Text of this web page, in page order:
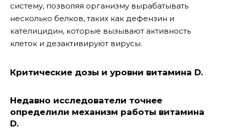
систему, позволяя организму вырабатывать
несколько белков, таких как дефензин и
кателицидин, которые вызывают активность
клеток и дезактивируют вирусы.
Критические дозы и уровни витамина D.
Недавно исследователи точнее
определили механизм работы витамина
D.